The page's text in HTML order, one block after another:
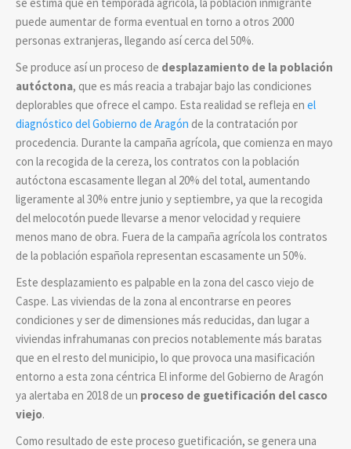
puede aumentar de forma eventual en torno a otros 2000
personas extranjeras, llegando así cerca del 50%.
Se produce así un proceso de desplazamiento de la población
autóctona, que es más reacia a trabajar bajo las condiciones
deplorables que ofrece el campo. Esta realidad se refleja en el
diagnóstico del Gobierno de Aragón de la contratación por
procedencia. Durante la campaña agrícola, que comienza en mayo
con la recogida de la cereza, los contratos con la población
autóctona escasamente llegan al 20% del total, aumentando
ligeramente al 30% entre junio y septiembre, ya que la recogida
del melocotón puede llevarse a menor velocidad y requiere
menos mano de obra. Fuera de la campaña agrícola los contratos
de la población española representan escasamente un 50%.
Este desplazamiento es palpable en la zona del casco viejo de
Caspe. Las viviendas de la zona al encontrarse en peores
condiciones y ser de dimensiones más reducidas, dan lugar a
viviendas infrahumanas con precios notablemente más baratas
que en el resto del municipio, lo que provoca una masificación
entorno a esta zona céntrica El informe del Gobierno de Aragón
ya alertaba en 2018 de un proceso de guetificación del casco
viejo.
Como resultado de este proceso guetificación, se genera una